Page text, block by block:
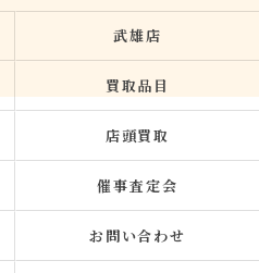
武雄店
買取品目
店頭買取
催事査定会
お問い合わせ